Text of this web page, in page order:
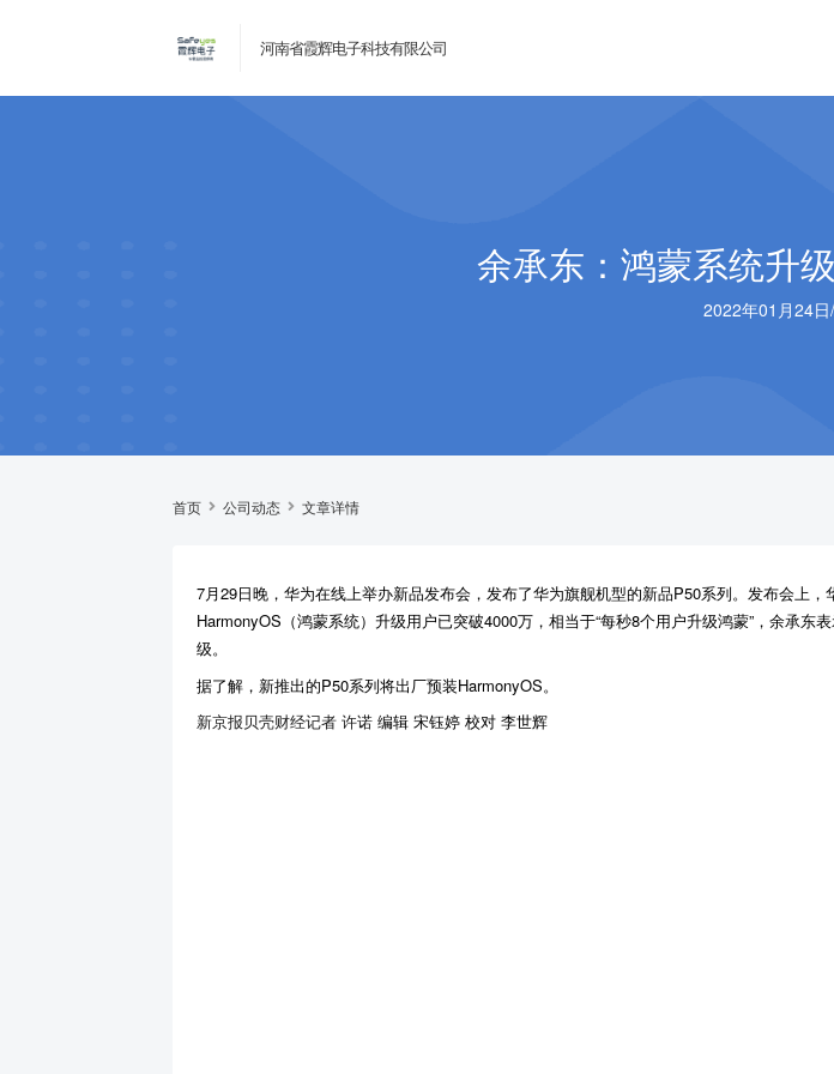
河南省霞辉电子科技有限公司
余承东：鸿蒙系统升
2022年01月24日/
首页 公司动态 文章详情
7月29日晚，华为在线上举办新品发布会，发布了华为旗舰机型的新品P50系列。发布会上
HarmonyOS（鸿蒙系统）升级用户已突破4000万，相当于“每秒8个用户升级鸿蒙”，余承
级。
据了解，新推出的P50系列将出厂预装HarmonyOS。
新京报贝壳财经记者 许诺编辑 宋钰婷 校对 李世辉